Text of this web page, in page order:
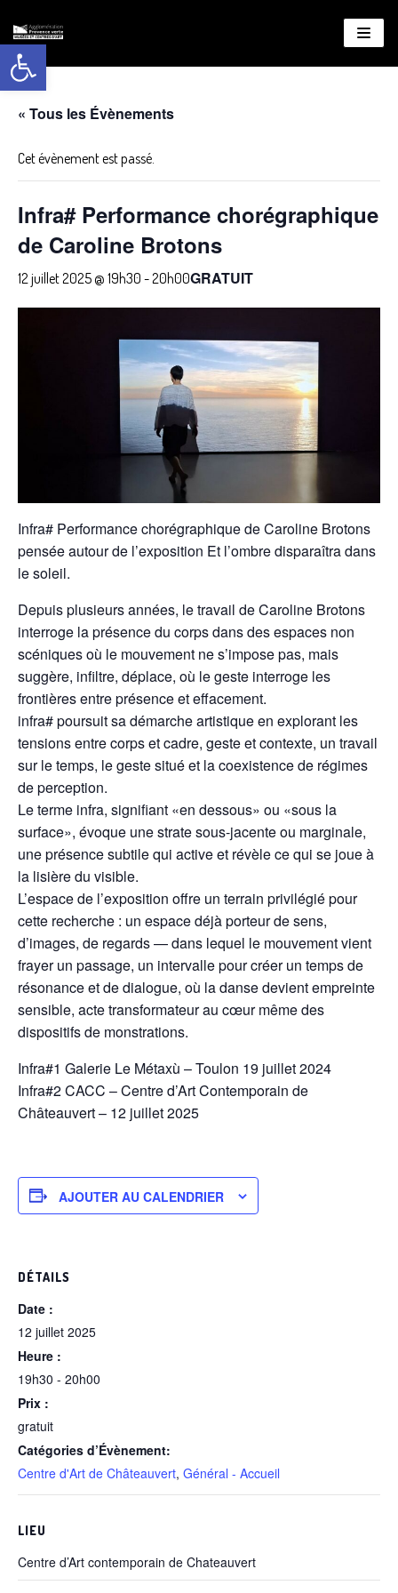
Ouvrir la barre d’outils
Aller
au
contenu
« Tous les Évènements
Cet évènement est passé.
Infra# Performance chorégraphique
de Caroline Brotons
12 juillet 2025 @ 19h30 -20h00GRATUIT
Infra# Performance chorégraphique de Caroline Brotons
pensée autour de l’exposition Et l’ombre disparaîtra dans
le soleil.
Depuis plusieurs années, le travail de Caroline Brotons
interroge la présence du corps dans des espaces non
scéniques où le mouvement ne s’impose pas, mais
suggère, infiltre, déplace, où le geste interroge les
frontières entre présence et effacement.
infra# poursuit sa démarche artistique en explorant les
tensions entre corps et cadre, geste et contexte, un travail
sur le temps, le geste situé et la coexistence de régimes
de perception.
Le terme infra, signifiant «en dessous» ou «sous la
surface», évoque une strate sous-jacente ou marginale,
une présence subtile qui active et révèle ce qui se joue à
la lisière du visible.
L’espace de l’exposition offre un terrain privilégié pour
cette recherche : un espace déjà porteur de sens,
d’images, de regards — dans lequel le mouvement vient
frayer un passage, un intervalle pour créer un temps de
résonance et de dialogue, où la danse devient empreinte
sensible, acte transformateur au cœur même des
dispositifs de monstrations.
Infra#1 Galerie Le Métaxù – Toulon 19 juillet 2024
Infra#2 CACC – Centre d’Art Contemporain de
Châteauvert – 12 juillet 2025
AJOUTER AU CALENDRIER
DÉTAILS
Date :
12 juillet 2025
Heure :
19h30 - 20h00
Prix :
gratuit
Catégories d’Évènement:
Centre d'Art de Châteauvert, Général - Accueil
LIEU
Centre d’Art contemporain de Chateauvert